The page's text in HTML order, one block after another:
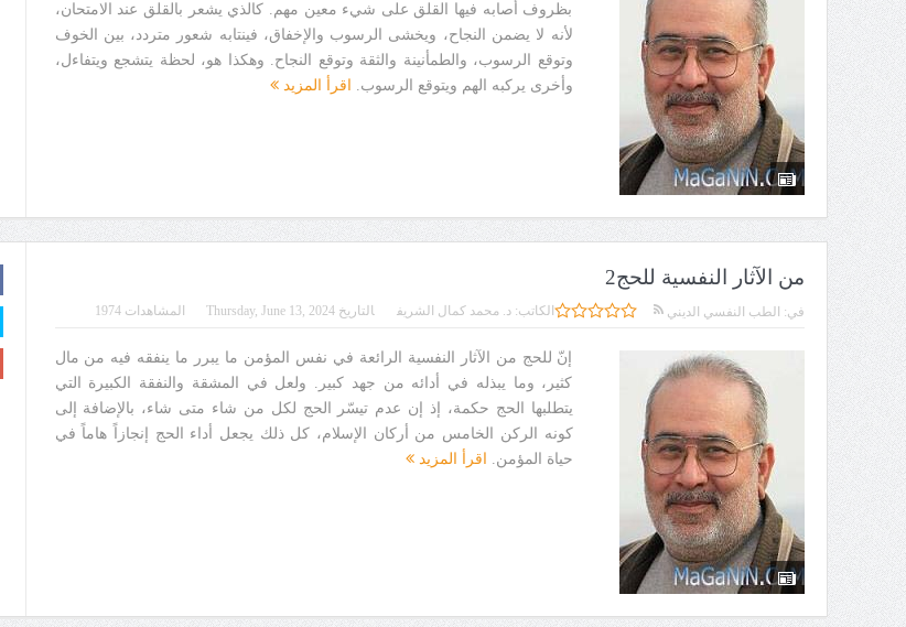
بظروف أصابه فيها القلق على شيء معين مهم. كالذي يشعر بالقلق عند الامتحان،
لأنه لا يضمن النجاح، ويخشى الرسوب والإخفاق، فينتابه شعور متردد، بين الخوف
وتوقع الرسوب، والطمأنينة والثقة وتوقع النجاح. وهكذا هو، لحظة يتشجع ويتفاءل،
وأخرى يركبه الهم ويتوقع الرسوب.
اقرأ المزيد
من الآثار النفسية للحج2
الكاتب:د. محمد كمال الشريف التاريخThursday, June 13, 2024 في: الطب النفسي الديني المشاهدات 1974
إنّ للحج من الآثار النفسية الرائعة في نفس المؤمن ما يبرر ما ينفقه فيه من مال
كثير، وما يبذله في أدائه من جهد كبير. ولعل في المشقة والنفقة الكبيرة التي
يتطلبها الحج حكمة، إذ إن عدم تيسّر الحج لكل من شاء متى شاء، بالإضافة إلى
كونه الركن الخامس من أركان الإسلام، كل ذلك يجعل أداء الحج إنجازاً هاماً في
حياة المؤمن.
اقرأ المزيد